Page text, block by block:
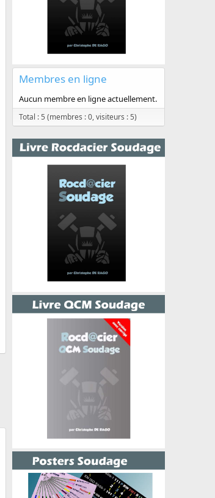
Membres en ligne
Aucun membre en ligne actuellement.
Total : 5 (membres : 0, visiteurs : 5)